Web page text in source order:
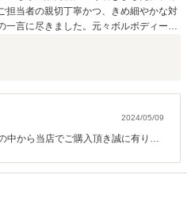
担当者の親切丁寧かつ、きめ細やかな対
一言に尽きました。元々ボルボディーラ
車に限らず在庫車両の品質もレベルが高
ては国産、外国車あらゆる車種に精通し
れのお願いにも快く応じてもらい、購入
2024/05/09
中から当店でご購入頂き誠に有り難
換えも是非お手伝いさせて頂けま